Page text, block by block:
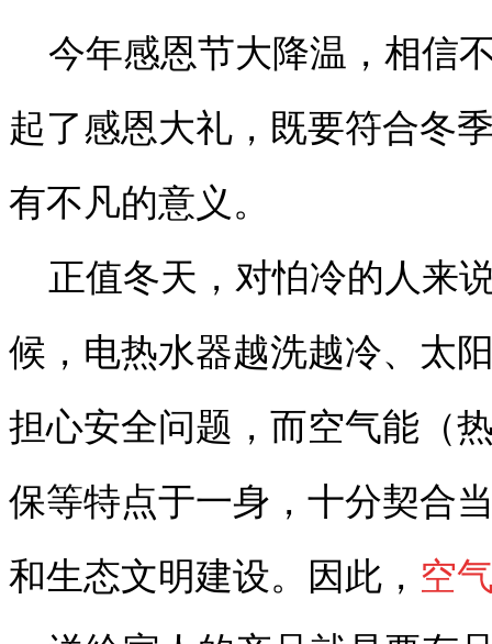
今年感恩节大降温，相信
起了感恩大礼，既要符合冬
有不凡的意义。
正值冬天，对怕冷的人来
候，电热水器越洗越冷、太
担心安全问题，而空气能（
保等特点于一身，十分契合
和生态文明建设。因此， 空